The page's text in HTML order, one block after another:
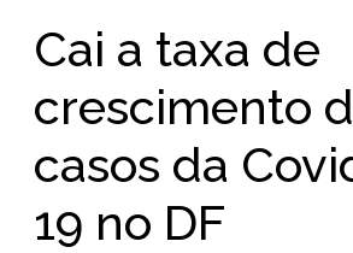
Cai a taxa de
crescimento
casos da
19 no DF